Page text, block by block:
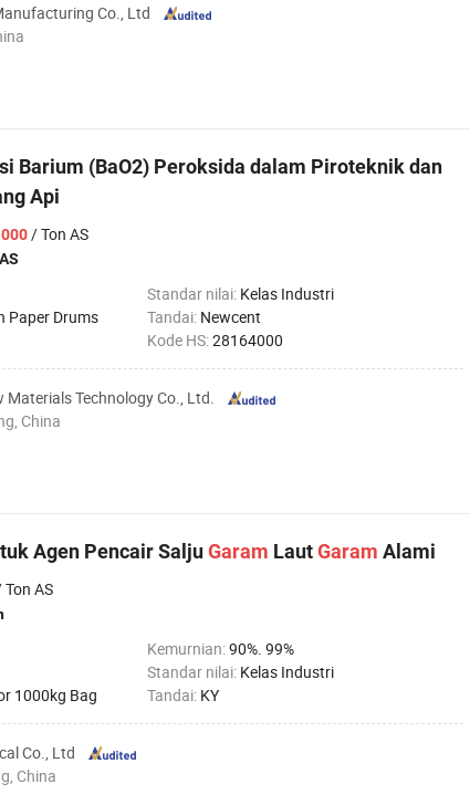
Co., Ltd
Barium (BaO2) Peroksida dalam Piroteknik dan
Api
/ Ton AS
Standar nilai: Kelas Industri
Paper Drums Tandai: Newcent
Kode HS:28164000
Technology Co., Ltd.
China
Agen Pencair SaljuGaram LautGaram Alami
Ton AS
Kemurnian:90%. 99%
Standar nilai: Kelas Industri
1000kg Bag Tandai: KY
Co., Ltd
China